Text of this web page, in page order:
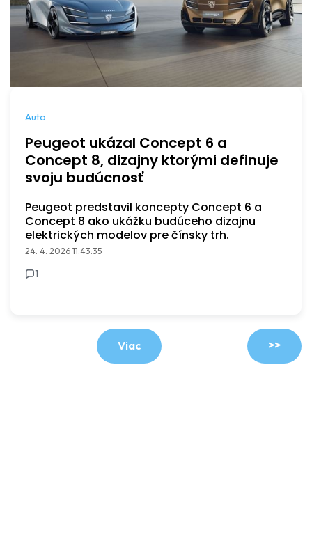
Auto
Peugeot ukázal Concept 6 a
Concept 8, dizajny ktorými definuje
svoju budúcnosť
Peugeot predstavil koncepty Concept 6 a
Concept 8 ako ukážku budúceho dizajnu
elektrických modelov pre čínsky trh.
24. 4. 2026 11:43:35
1
>>